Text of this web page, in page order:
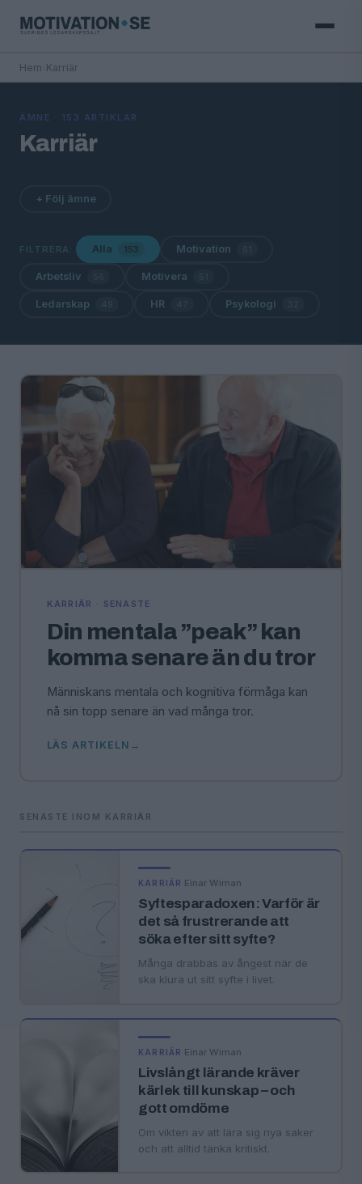
Hem Karriär
ÄMNE · 153 ARTIKLAR
Karriär
+ Följ ämne
FILTRERA: Alla 153 Motivation
Arbetsliv Motivera
Ledarskap HR Psykologi
KARRIÄR · SENASTE
Din mentala ”peak” kan
komma senare än du tror
Människans mentala och kognitiva förmåga kan
nå sin topp senare än vad många tror.
LÄS ARTIKELN
SENASTE INOM KARRIÄR
KARRIÄR Einar Wiman
Syftesparadoxen: Varför är
det så frustrerande att
söka efter sitt syfte?
Många drabbas av ångest när de
ska klura ut sitt syfte i livet.
KARRIÄR Einar Wiman
Livslångt lärande kräver
kärlek till kunskap – och
gott omdöme
Om vikten av att lära sig nya saker
och att alltid tänka kritiskt.